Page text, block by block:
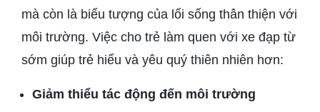
mà còn là biểu tượng của lối sống thân thiện với
môi trường. Việc cho trẻ làm quen với xe đạp từ
sớm giúp trẻ hiểu và yêu quý thiên nhiên hơn:
Giảm thiểu tác động đến môi trường